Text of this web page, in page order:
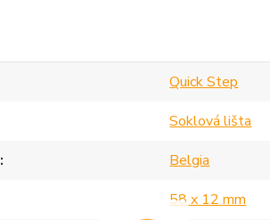
Quick Step
Soklová lišta
Belgia
58 x 12 mm